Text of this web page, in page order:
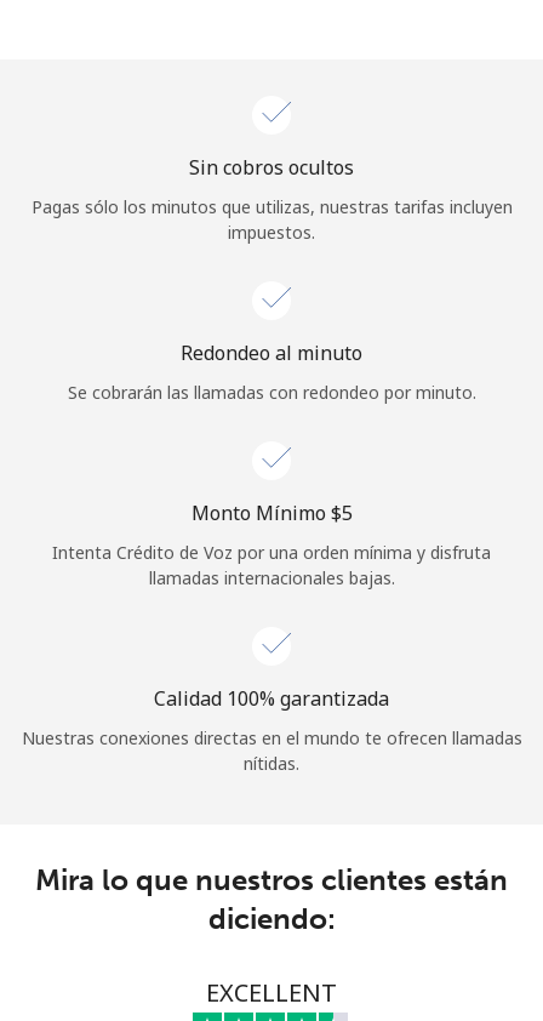
¡Hola!
REGÍSTRATE →
Sin cobros ocultos
Pagas sólo los minutos que utilizas, nuestras tarifas incluyen
impuestos.
Redondeo al minuto
Se cobrarán las llamadas con redondeo por minuto.
Monto Mínimo ⁦$5⁩
Intenta Crédito de Voz por una orden mínima y disfruta
llamadas internacionales bajas.
Calidad 100% garantizada
Nuestras conexiones directas en el mundo te ofrecen llamadas
nítidas.
Mira lo que nuestros clientes están
diciendo:
EXCELLENT